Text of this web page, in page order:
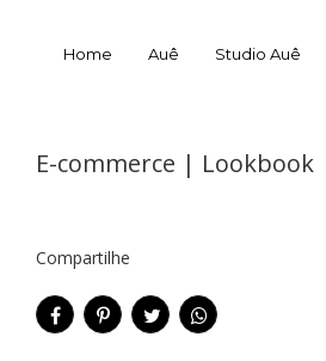
Home Auê Studio Auê
E-commerce | Lookbook
Compartilhe